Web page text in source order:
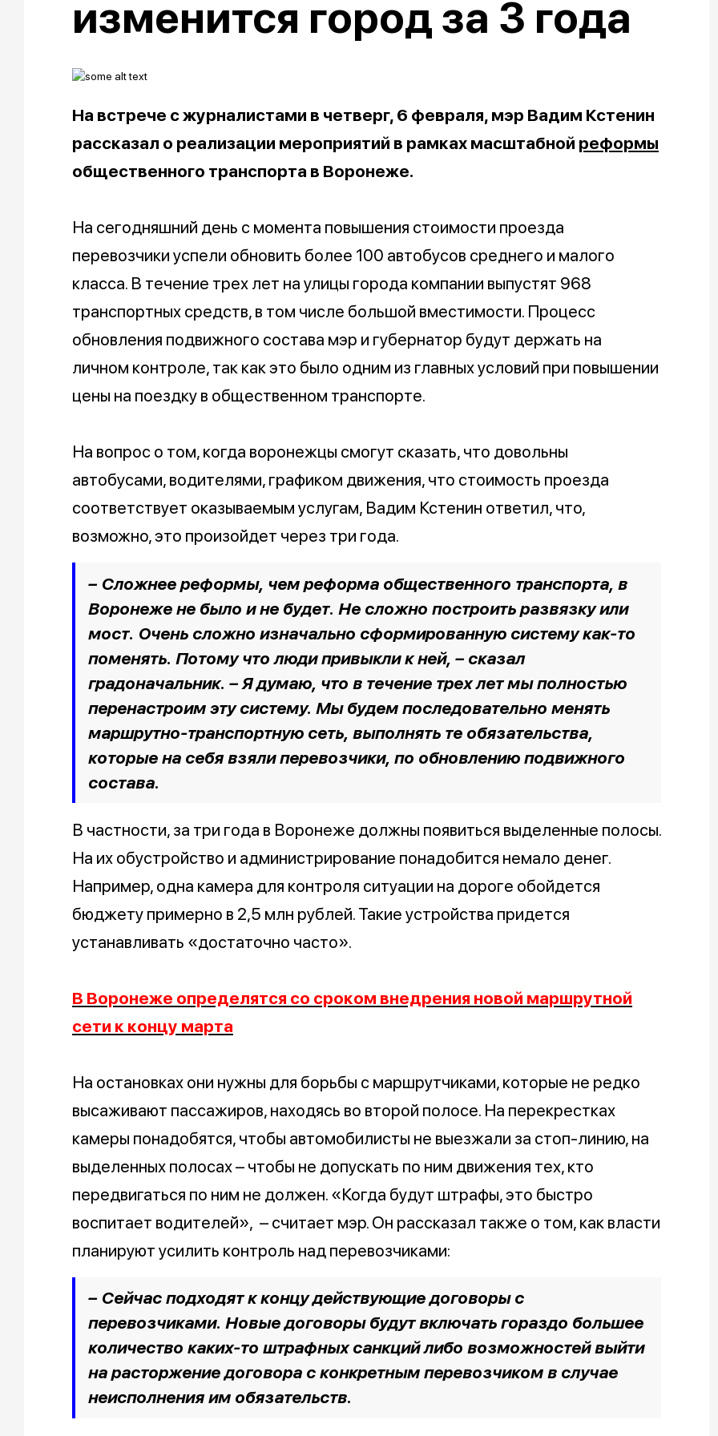
изменится город за 3 года
На встрече с журналистами в четверг, 6 февраля, мэр Вадим Кстенин
рассказал о реализации мероприятий в рамках масштабной реформы
общественного транспорта в Воронеже.
На сегодняшний день с момента повышения стоимости проезда
перевозчики успели обновить более 100 автобусов среднего и малого
класса. В течение трех лет на улицы города компании выпустят 968
транспортных средств, в том числе большой вместимости. Процесс
обновления подвижного состава мэр и губернатор будут держать на
личном контроле, так как это было одним из главных условий при повышении
цены на поездку в общественном транспорте.
На вопрос о том, когда воронежцы смогут сказать, что довольны
автобусами, водителями, графиком движения, что стоимость проезда
соответствует оказываемым услугам, Вадим Кстенин ответил, что,
возможно, это произойдет через три года.
– Сложнее реформы, чем реформа общественного транспорта, в
Воронеже не было и не будет. Не сложно построить развязку или
мост. Очень сложно изначально сформированную систему как-то
поменять. Потому что люди привыкли к ней, – сказал
градоначальник. –Я думаю, что в течение трех лет мы полностью
перенастроим эту систему. Мы будем последовательно менять
маршрутно-транспортную сеть, выполнять те обязательства,
которые на себя взяли перевозчики, по обновлению подвижного
состава.
В частности, за три года в Воронеже должны появиться выделенные полосы.
На их обустройство и администрирование понадобится немало денег.
Например, одна камера для контроля ситуации на дороге обойдется
бюджету примерно в 2,5 млн рублей. Такие устройства придется
устанавливать «достаточно часто».
В Воронеже определятся со сроком внедрения новой маршрутной
сети к концу марта
На остановках они нужны для борьбы с маршрутчиками, которые не редко
высаживают пассажиров, находясь во второй полосе. На перекрестках
камеры понадобятся, чтобы автомобилисты не выезжали за стоп-линию, на
выделенных полосах – чтобы не допускать по ним движения тех, кто
передвигаться по ним не должен. «Когда будут штрафы, это быстро
воспитает водителей», – считает мэр. Он рассказал также о том, как власти
планируют усилить контроль над перевозчиками:
– Сейчас подходят к концу действующие договоры с
перевозчиками. Новые договоры будут включать гораздо большее
количество каких-то штрафных санкций либо возможностей выйти
на расторжение договора с конкретным перевозчиком в случае
неисполнения им обязательств.